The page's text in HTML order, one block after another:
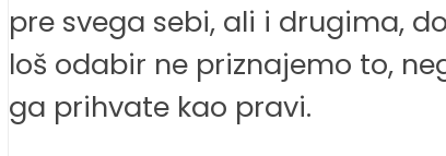
pre svega sebi, ali i drugima,
loš odabir ne priznajemo to,
ga prihvate kao pravi.